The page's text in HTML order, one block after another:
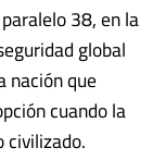
38, en la
global
nación que
cuando la